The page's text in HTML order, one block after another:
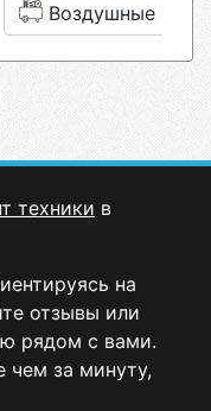
Воздушные
техники в
на
отзывы или
рядом с вами.
чем за минуту,